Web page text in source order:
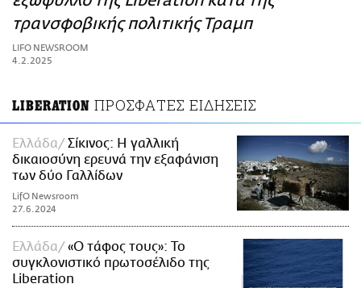
ΑΜΠΑ
PRINT
τρανσφοβικής πολιτικής Τραμπ
LIFO NEWSROOM
4.2.2025
LIBERATION ΠΡΟΣΦΑΤΕΣ ΕΙΔΗΣΕΙΣ
Ελλάδα
Σίκινος: Η γαλλική
δικαιοσύνη ερευνά την εξαφάνιση
των δύο Γαλλίδων
LifO Newsroom
27.6.2024
Ελλάδα
«Ο τάφος τους»: Το
συγκλονιστικό πρωτοσέλιδο της
Liberation